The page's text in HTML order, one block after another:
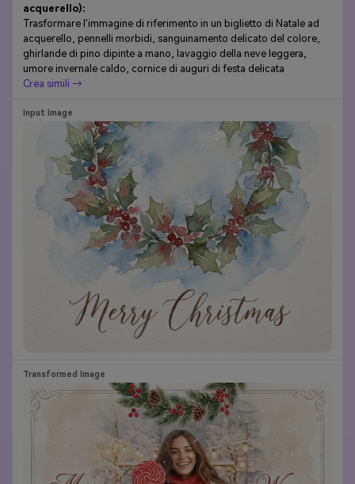
acquerello):
Trasformare l'immagine di riferimento in un biglietto di Natale ad
acquerello, pennelli morbidi, sanguinamento delicato del colore,
ghirlande di pino dipinte a mano, lavaggio della neve leggera,
umore invernale caldo, cornice di auguri di festa delicata
Crea simili →